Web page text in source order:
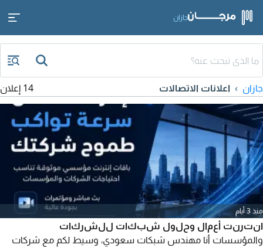
جازان
جازان اعلانات الاتصالات 14 إعلان
منذ 3 أيام
انترنت أعمال وحلول شبكات للشركات
والمؤسسات أنا مهندس شبكات سعودي، وسيط لكم مع شركات